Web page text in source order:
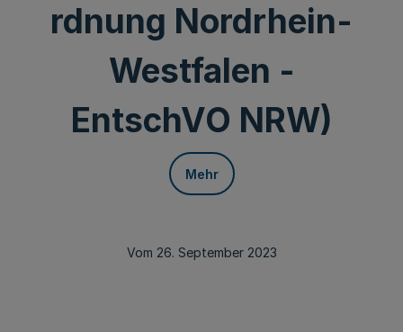
rdnung Nordrhein-
Westfalen -
EntschVO NRW)
Mehr
Vom 26. September 2023